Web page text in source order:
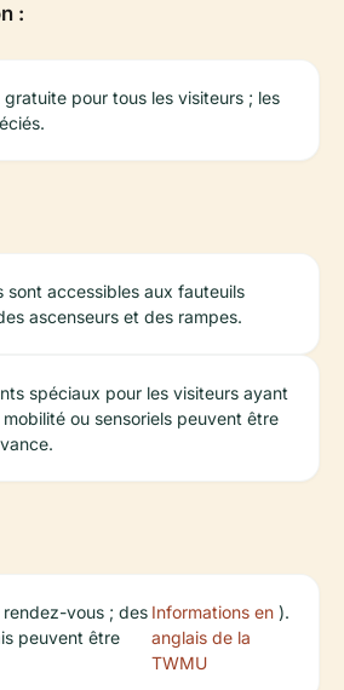
:
gratuite pour tous les visiteurs ; les
sont accessibles aux fauteuils
ascenseurs et des rampes.
spéciaux pour les visiteurs ayant
ou sensoriels peuvent être
rendez-vous ; des
peuvent être
Informations en
anglais de la
TWMU
).